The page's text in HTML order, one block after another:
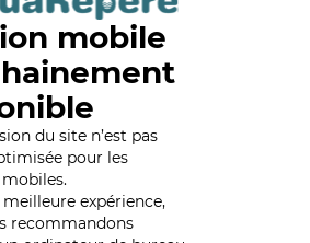
mobile
du site n’est pas
pour les
expérience,
recommandons